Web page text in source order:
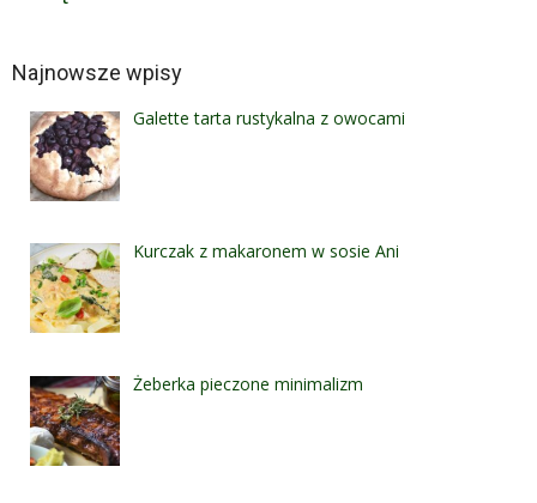
Najnowsze wpisy
Galette tarta rustykalna z owocami
Kurczak z makaronem w sosie Ani
Żeberka pieczone minimalizm